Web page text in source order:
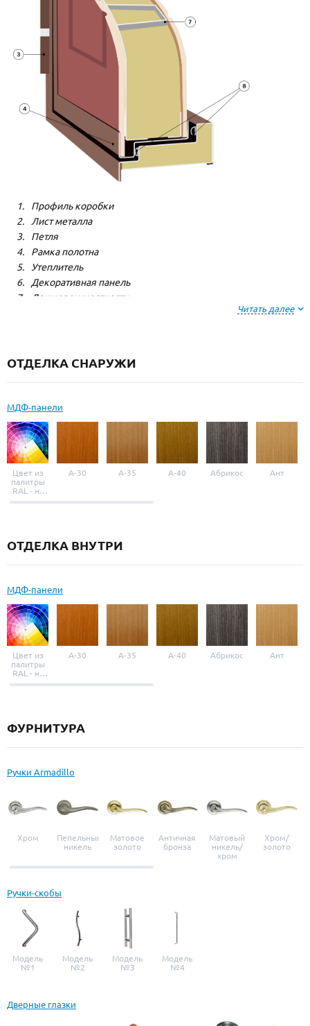
Профиль коробки
Лист металла
Петля
Рамка полотна
Утеплитель
Декоративная панель
Лонжерон жесткости
Читать далее
ОТДЕЛКА СНАРУЖИ
МДФ-панели
Цвет из
палитры
RAL - на
выбор
A-30 A-35 A-40 Абрикос Ант
ОТДЕЛКА ВНУТРИ
МДФ-панели
Цвет из
палитры
RAL - на
выбор
A-30 A-35 A-40 Абрикос Ант
ФУРНИТУРА
Ручки Armadillo
Хром
Пепельный
никель
Матовое
золото
Античная
бронза
Матовый
никель/
хром
Хром/
золото
Ручки-скобы
Модель
№1
Модель
№2
Модель
№3
Модель
№4
Дверные глазки